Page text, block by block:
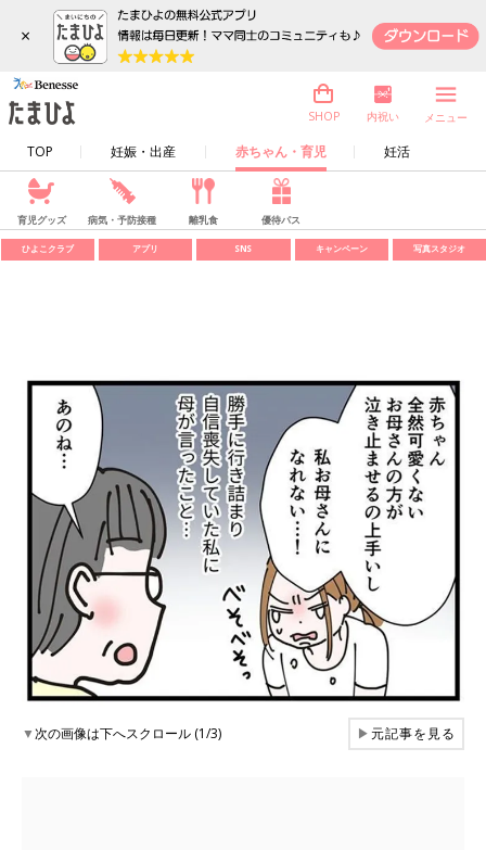
×
TOP 妊娠・出産 赤ちゃん・育児 妊活
SHOP 内祝い メニュー
育児グッズ 病気・予防接種 離乳食 優待パス
ひよこクラブ アプリ SNS キャンペーン 写真スタジオ
▼次の画像は下へスクロール (1/3) ▶元記事を見る